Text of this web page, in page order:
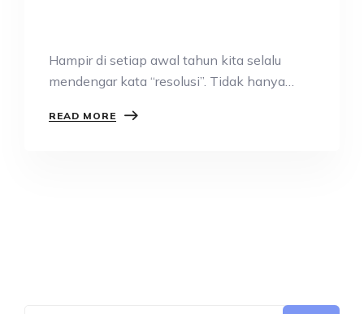
Hampir di setiap awal tahun kita selalu
mendengar kata “resolusi”. Tidak hanya
READ MORE